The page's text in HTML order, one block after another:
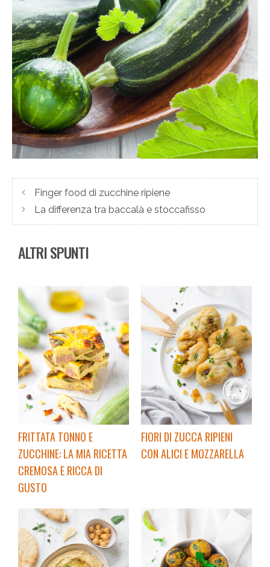
Finger food di zucchine ripiene
La differenza tra baccalà e stoccafisso
ALTRI SPUNTI
FRITTATA TONNO E
ZUCCHINE: LA MIA RICETTA
CREMOSA E RICCA DI
GUSTO
FIORI DI ZUCCA RIPIENI
CON ALICI E MOZZARELLA